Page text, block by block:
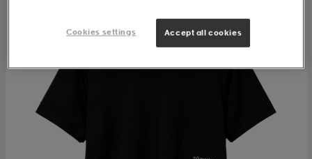
Cookies settings Accept all cookies